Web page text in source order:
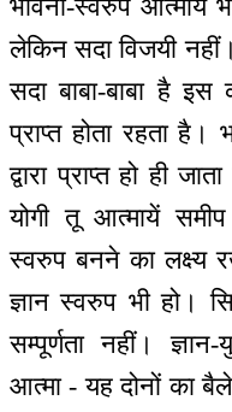
भावना-स्वरुप
लेकिन सदा विजयी
सदा बाबा-बाबा है
प्राप्त होता रहता
द्वारा प्राप्त हो ही
योगी तू आत्मायें
स्वरुप बनने का लक्ष्य
ज्ञान स्वरुप भी हो।
सम्पूर्णता नहीं।
आत्मा - यह दोनों का